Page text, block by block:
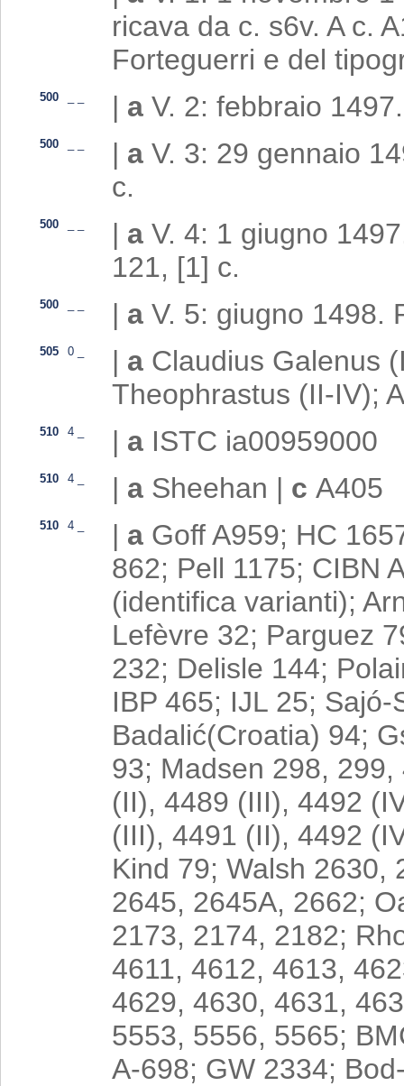
ricava da c. s6v. A c.
Forteguerri e del
500 | a V. 2: febbraio
500 | a V. 3: 29 gennaio
c.
500 | a V. 4: 1 giugno
121, [1] c.
500 | a V. 5: giugno 1498.
505 0 | a Claudius Galenus
Theophrastus (II-IV);
510 4 | a ISTC ia00959000
510 4 | a Sheehan | c A405
510 4 | a Goff A959; HC
862; Pell 1175; CIBN
(identifica varianti);
Lefèvre 32; Parguez
232; Delisle 144;
IBP 465; IJL 25;
Badalić(Croatia) 94;
93; Madsen 298,
(II), 4489 (III), 4492
(III), 4491 (II), 4492
Kind 79; Walsh 2630,
2645, 2645A, 2662;
2173, 2174, 2182;
4611, 4612, 4613,
4629, 4630, 4631,
5553, 5556, 5565;
A-698; GW 2334;